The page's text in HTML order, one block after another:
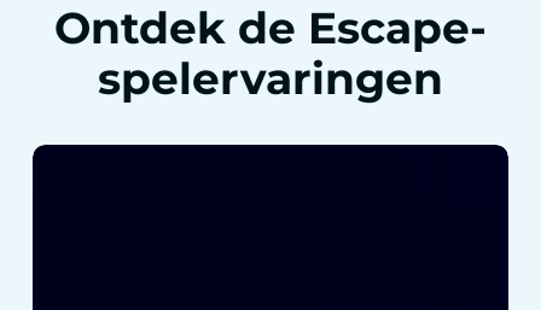
Ontdek de Escape-
spelervaringen